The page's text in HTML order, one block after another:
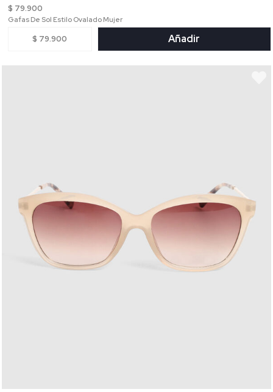
$ 79.900
Gafas De Sol Estilo Ovalado Mujer
$ 79.900 Añadir